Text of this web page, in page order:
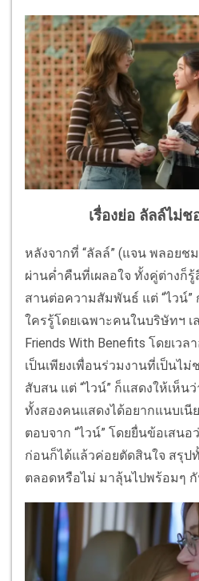
เรื่องย่อ ลัลล์ไม่ช
หลังจากที่ “ลัลล์” (แจน พลอยชม
ผ่านค่ำคืนที่เผลอใจ ทั้งคู่ต่างก็รู้
สานต่อความสัมพันธ์ แต่ “ไวน์”
ใครรู้โดยเฉพาะคนในบริษัทฯ เ
Friends With Benefits โดยเว
เป็นเพียงเพื่อนร่วมงานที่เป็นไ
สับสน แต่ “ไวน์” ก็แสดงให้เห็น
ทั้งสองคนแสดงได้อยากแนบเนี
ตอบจาก “ไวน์” โดยยื่นข้อเสน
ก่อนก็ได้แล้วค่อยตัดสินใจ สรุป
ตลอดหรือไม่ มาลุ้นไปพร้อมๆ